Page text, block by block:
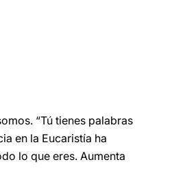
“Tú tienes palabras
en la Eucaristía ha
lo que eres. Aumenta